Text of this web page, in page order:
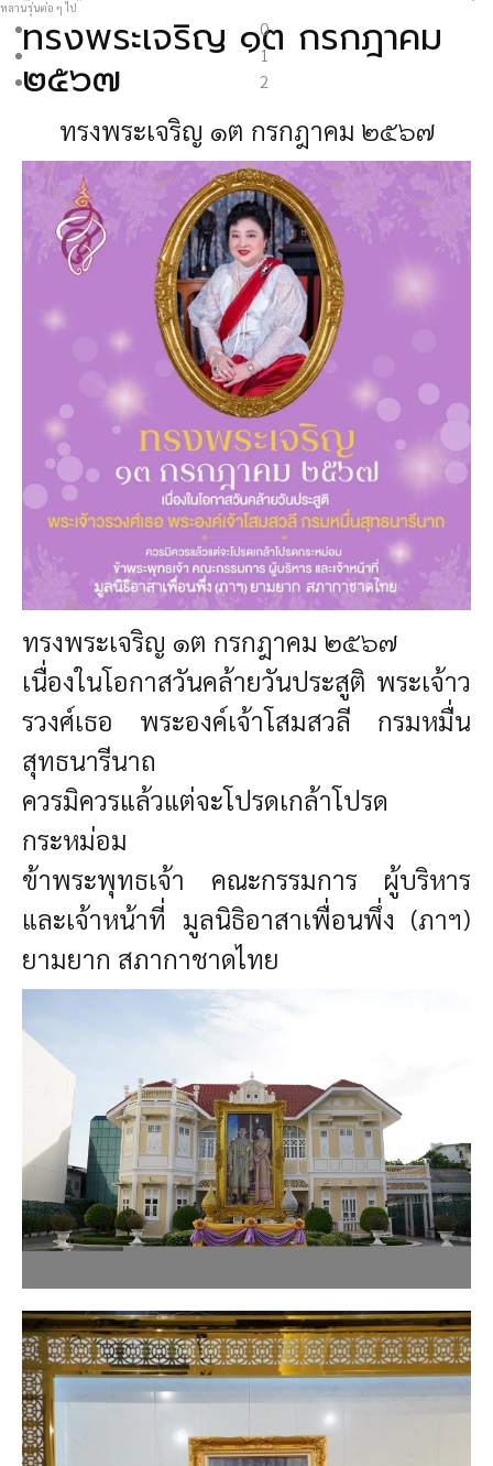
หลานรุ่นต่อ ๆ ไป
0
1
2
ทรงพระเจริญ ๑ต กรกฎาคม
๒๕๖๗
ทรงพระเจริญ ๑ต กรกฎาคม ๒๕๖๗
ทรงพระเจริญ ๑ต กรกฎาคม ๒๕๖๗
เนื่องในโอกาสวันคล้ายวันประสูติ พระเจ้าว
รวงศ์เธอ พระองค์เจ้าโสมสวลี กรมหมื่น
สุทธนารีนาถ
ควรมิควรแล้วแต่จะโปรดเกล้าโปรด
กระหม่อม
ข้าพระพุทธเจ้า คณะกรรมการ ผู้บริหาร
และเจ้าหน้าที่ มูลนิธิอาสาเพื่อนพึ่ง (ภาฯ)
ยามยาก สภากาชาดไทย